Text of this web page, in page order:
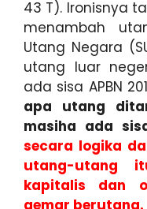
43 T). Ironisnya
menambah
Utang Negara
utang luar
ada sisa APBN
apa utang
masiha ada
secara logika
utang-utang
kapitalis dan
gemar berutang.